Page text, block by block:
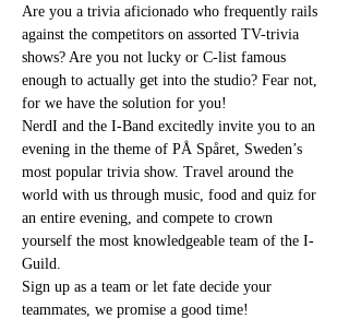
Are you a trivia aficionado who frequently rails
against the competitors on assorted TV-trivia
shows? Are you not lucky or C-list famous
enough to actually get into the studio? Fear not,
for we have the solution for you!
NerdI and the I-Band excitedly invite you to an
evening in the theme of PÅ Spåret, Sweden’s
most popular trivia show. Travel around the
world with us through music, food and quiz for
an entire evening, and compete to crown
yourself the most knowledgeable team of the I-
Guild.
Sign up as a team or let fate decide your
teammates, we promise a good time!